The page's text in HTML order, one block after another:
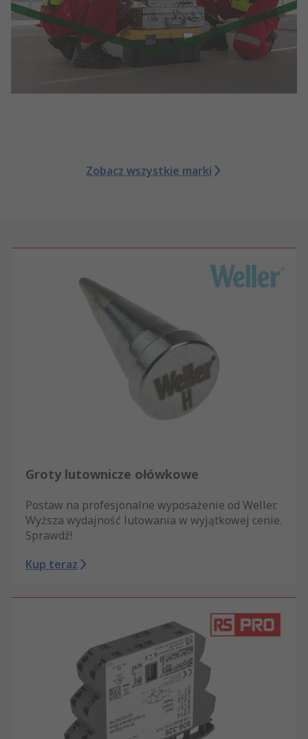
Zobacz wszystkie marki
Groty lutownicze ołówkowe
Postaw na profesjonalne wyposażenie od Weller.
Wyższa wydajność lutowania w wyjątkowej cenie.
Sprawdź!
Kup teraz